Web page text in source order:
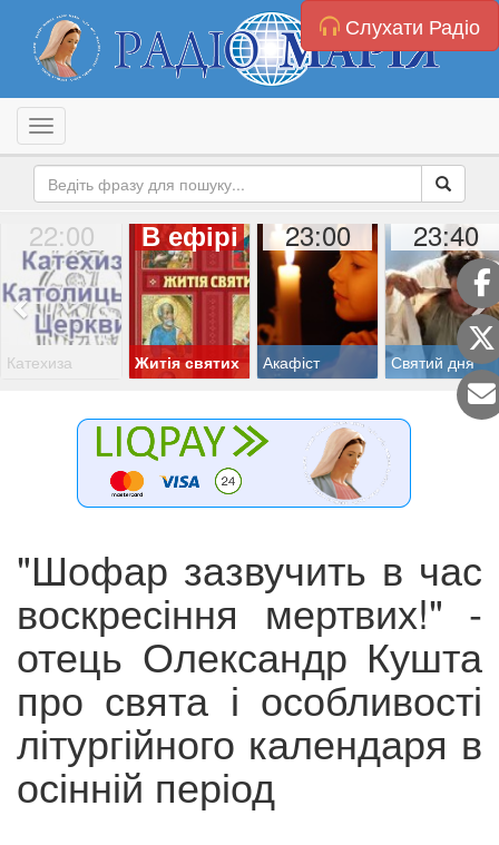
Слухати Радіо
Toggle navigation
22:00
Катехиза
В ефірі
Житія святих
23:00
Акафіст
23:40
Святий дня
"Шофар зазвучить в час
воскресіння мертвих!" -
отець Олександр Кушта
про свята і особливості
літургійного календаря в
осінній період